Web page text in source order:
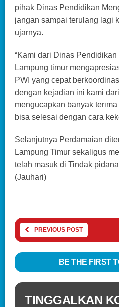
pihak Dinas Pendidikan
jangan sampai terulang lagi
ujarnya.
“Kami dari Dinas
Lampung timur
PWI yang cepat
dengan kejadian ini kami
mengucapkan banyak
bisa selesai dengan cara
Selanjutnya Perdamaian
Lampung Timur sekaligus
telah masuk di Tindak
(Jauhari)
PREVIOUS POST
BE THE FIRST
TINGGALKAN